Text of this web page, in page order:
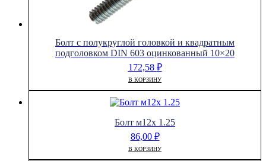
Болт с полукруглой головкой и квадратным
подголовком DIN 603 оцинкованный 10×20
172,58 ₽
В КОРЗИНУ
Болт м12х 1.25
86,00 ₽
В КОРЗИНУ